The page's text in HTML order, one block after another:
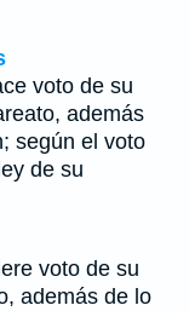
voto de su
además
según el voto
de su
voto de su
además de lo